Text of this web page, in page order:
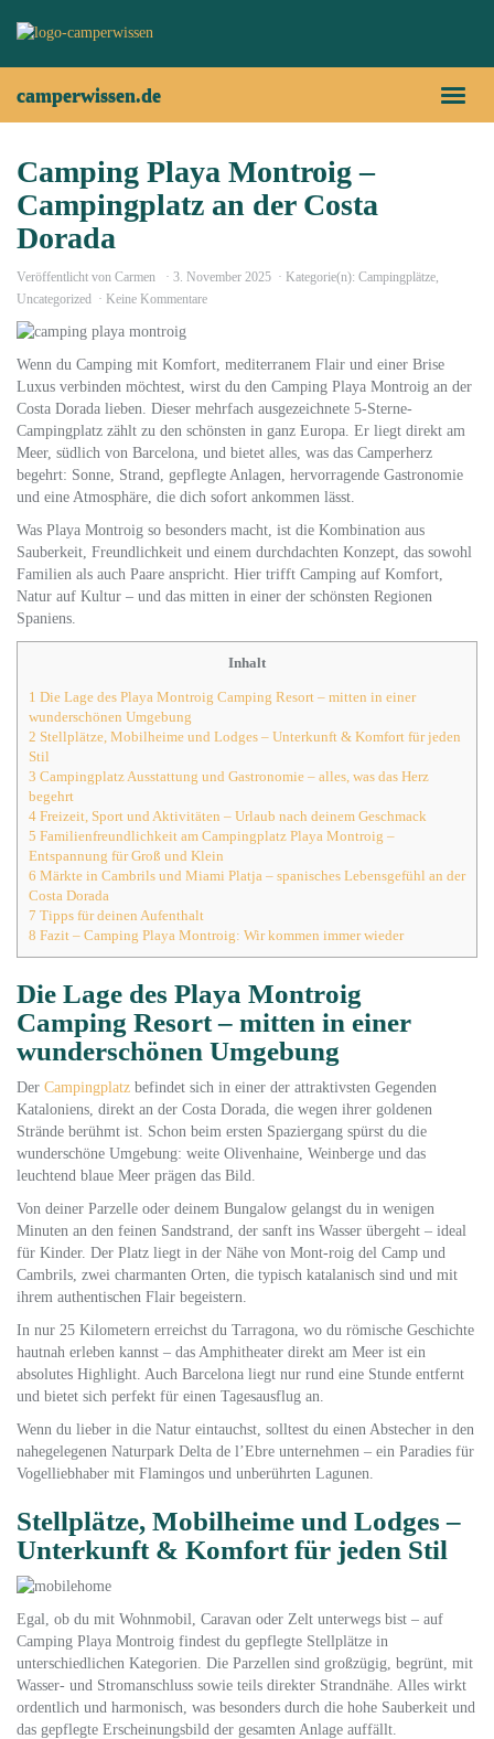
Toggle
camperwissen.de
Camping Playa Montroig –
Campingplatz an der Costa
Dorada
Veröffentlicht von Carmen 3. November 2025 Kategorie(n): Campingplätze,
Uncategorized
Keine Kommentare
Wenn du Camping mit Komfort, mediterranem Flair und einer Brise
Luxus verbinden möchtest, wirst du den Camping Playa Montroig an der
Costa Dorada lieben. Dieser mehrfach ausgezeichnete 5-Sterne-
Campingplatz zählt zu den schönsten in ganz Europa. Er liegt direkt am
Meer, südlich von Barcelona, und bietet alles, was das Camperherz
begehrt: Sonne, Strand, gepflegte Anlagen, hervorragende Gastronomie
und eine Atmosphäre, die dich sofort ankommen lässt.
Was Playa Montroig so besonders macht, ist die Kombination aus
Sauberkeit, Freundlichkeit und einem durchdachten Konzept, das sowohl
Familien als auch Paare anspricht. Hier trifft Camping auf Komfort,
Natur auf Kultur – und das mitten in einer der schönsten Regionen
Spaniens.
Inhalt
1 Die Lage des Playa Montroig Camping Resort – mitten in einer
wunderschönen Umgebung
2 Stellplätze, Mobilheime und Lodges – Unterkunft & Komfort für jeden
Stil
3 Campingplatz Ausstattung und Gastronomie – alles, was das Herz
begehrt
4 Freizeit, Sport und Aktivitäten – Urlaub nach deinem Geschmack
5 Familienfreundlichkeit am Campingplatz Playa Montroig –
Entspannung für Groß und Klein
6 Märkte in Cambrils und Miami Platja – spanisches Lebensgefühl an der
Costa Dorada
7 Tipps für deinen Aufenthalt
8 Fazit – Camping Playa Montroig: Wir kommen immer wieder
Die Lage des Playa Montroig
Camping Resort – mitten in einer
wunderschönen Umgebung
Der Campingplatz befindet sich in einer der attraktivsten Gegenden
Kataloniens, direkt an der Costa Dorada, die wegen ihrer goldenen
Strände berühmt ist. Schon beim ersten Spaziergang spürst du die
wunderschöne Umgebung: weite Olivenhaine, Weinberge und das
leuchtend blaue Meer prägen das Bild.
Von deiner Parzelle oder deinem Bungalow gelangst du in wenigen
Minuten an den feinen Sandstrand, der sanft ins Wasser übergeht – ideal
für Kinder. Der Platz liegt in der Nähe von Mont-roig del Camp und
Cambrils, zwei charmanten Orten, die typisch katalanisch sind und mit
ihrem authentischen Flair begeistern.
In nur 25 Kilometern erreichst du Tarragona, wo du römische Geschichte
hautnah erleben kannst – das Amphitheater direkt am Meer ist ein
absolutes Highlight. Auch Barcelona liegt nur rund eine Stunde entfernt
und bietet sich perfekt für einen Tagesausflug an.
Wenn du lieber in die Natur eintauchst, solltest du einen Abstecher in den
nahegelegenen Naturpark Delta de l’Ebre unternehmen – ein Paradies für
Vogelliebhaber mit Flamingos und unberührten Lagunen.
Stellplätze, Mobilheime und Lodges –
Unterkunft & Komfort für jeden Stil
Egal, ob du mit Wohnmobil, Caravan oder Zelt unterwegs bist – auf
Camping Playa Montroig findest du gepflegte Stellplätze in
unterschiedlichen Kategorien. Die Parzellen sind großzügig, begrünt, mit
Wasser- und Stromanschluss sowie teils direkter Strandnähe. Alles wirkt
ordentlich und harmonisch, was besonders durch die hohe Sauberkeit und
das gepflegte Erscheinungsbild der gesamten Anlage auffällt.